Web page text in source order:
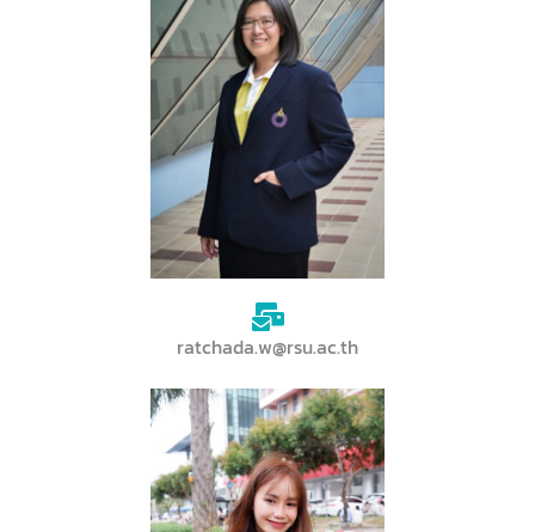
ratchada.w@rsu.ac.th